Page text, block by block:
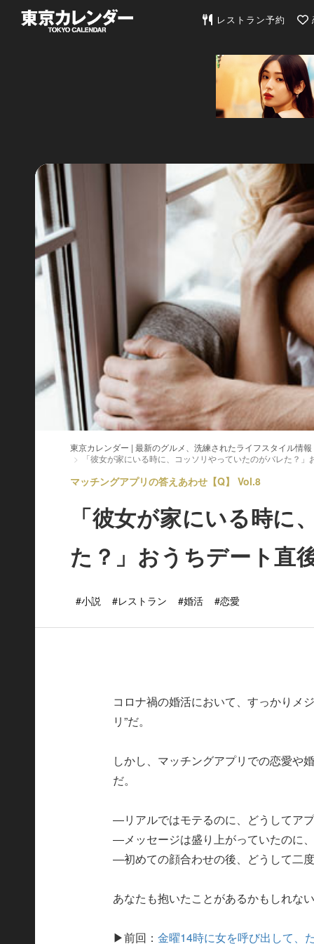
東京カレンダー | 最新
レストラン予約
東京カレンダー | 最新のグルメ、洗練されたライフスタイル情報
「彼女が家にいる時に、コッソリやっていたのがバレた？
マッチングアプリの答えあわせ【Q】 Vol.8
「彼女が家にいる時
た？」おうちデート直
#小説 #レストラン #婚活 #恋愛
コロナ禍の婚活において、すっかりメ
リ”だ。
しかし、マッチングアプリでの恋愛や
だ。
―リアルではモテるのに、どうしてア
―メッセージは盛り上がっていたのに
―初めての顔合わせの後、どうして二
あなたも抱いたことがあるかもしれな
▶前回：金曜14時に女を呼び出して、